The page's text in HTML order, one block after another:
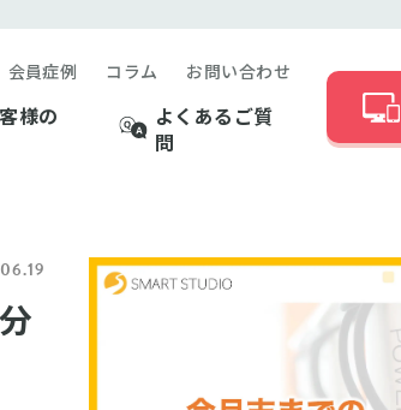
様の
よくあるご質
問
会員症例 コラム お問い合わせ